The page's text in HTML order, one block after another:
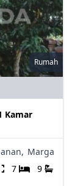
Rumah
Kamar
Marga
7 9